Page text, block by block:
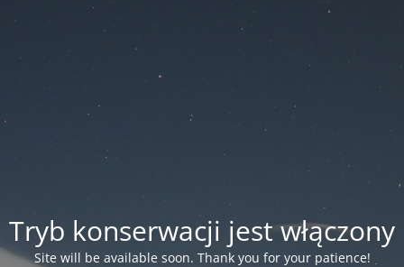
Tryb konserwacji jest włączony
Site will be available soon. Thank you for your patience!